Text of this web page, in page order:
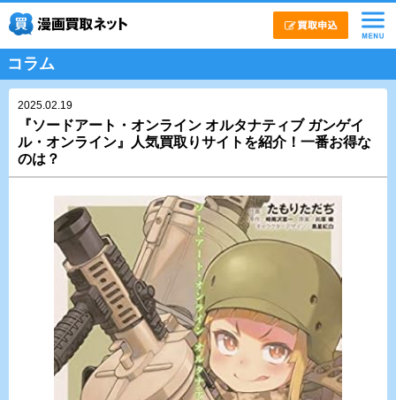
コラム
2025.02.19
『ソードアート・オンライン オルタナティブ ガンゲイ
ル・オンライン』人気買取りサイトを紹介！一番お得な
のは？